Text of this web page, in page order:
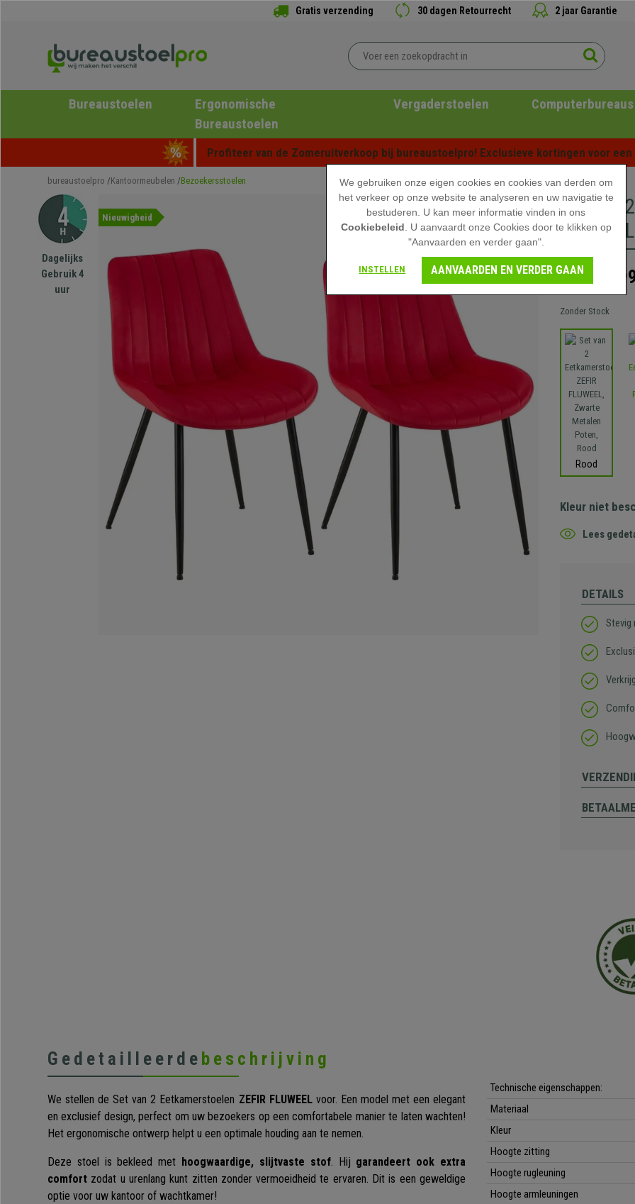
Gratis verzending 30 dagen Retourrecht 2 jaar Garantie
Bureaustoelen
Ergonomische
Bureaustoelen
Vergaderstoelen Computerbureaus
Profiteer van de Zomeruitverkoop bij bureaustoelpro! Exclusieve kortingen voor
bureaustoelpro Kantoormeubelen Bezoekersstoelen
Dagelijks
Gebruik 4
uur
Nieuwigheid
Set van
269,90 €
Zonder Stock
Rood
Kleur niet
Lees
DETAILS
Stevig
Gedetailleerde beschrijving
We stellen de Set van 2 Eetkamerstoelen ZEFIR FLUWEEL voor. Een model met een elegant
en exclusief design, perfect om uw bezoekers op een comfortabele manier te laten wachten!
Het ergonomische ontwerp helpt u een optimale houding aan te nemen.
Deze stoel is bekleed met hoogwaardige, slijtvaste stof. Hij garandeert ook extra
comfort zodat u urenlang kunt zitten zonder vermoeidheid te ervaren. Dit is een geweldige
optie voor uw kantoor of wachtkamer!
Technische eigenschappen:
Materiaal
Kleur
Hoogte zitting
Hoogte rugleuning
Hoogte armleuningen
We gebruiken onze eigen cookies en cookies van derden om
het verkeer op onze website te analyseren en uw navigatie te
bestuderen. U kan meer informatie vinden in ons
Cookiebeleid . U aanvaardt onze Cookies door te klikken op
"Aanvaarden en verder gaan".
INSTELLEN AANVAARDEN EN VERDER GAAN